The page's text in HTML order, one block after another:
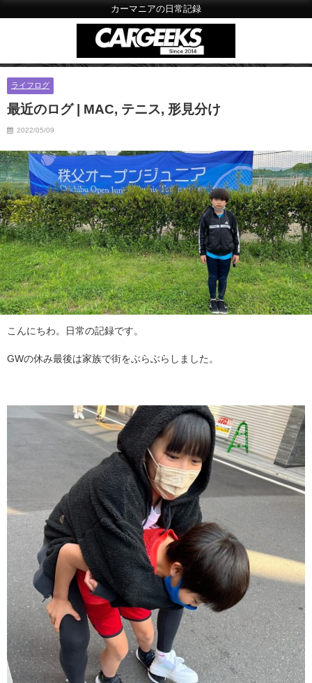
カーマニアの日常記録
ライフログ
最近のログ | MAC, テニス, 形見分け
2022/05/09
こんにちわ。日常の記録です。
GWの休み最後は家族で街をぶらぶらしました。